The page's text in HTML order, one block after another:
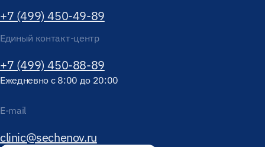
+7 (499) 450-49-89
Единый контакт-центр
+7 (499) 450-88-89
Ежедневно с 8:00 до 20:00
E-mail
clinic@sechenov.ru